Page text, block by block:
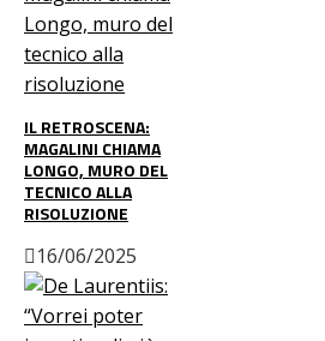
IL RETROSCENA:
MAGALINI CHIAMA
LONGO, MURO DEL
TECNICO ALLA
RISOLUZIONE
16/06/2025